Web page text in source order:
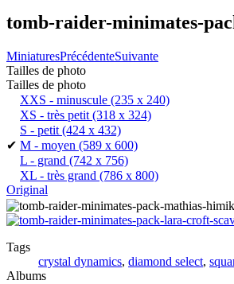
tomb-raider-minimates-
MiniaturesPrécédenteSuivante
Tailles de photo
Tailles de photo
XXS - minuscule (235 x 240)
XS - très petit (318 x 324)
S - petit (424 x 432)
✔ M - moyen (589 x 600)
L - grand (742 x 756)
XL - très grand (786 x 800)
Original
Tags
crystal dynamics, diamond select,
Albums